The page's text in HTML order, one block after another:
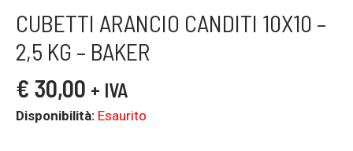
CUBETTI ARANCIO CANDITI 10X10 –
2,5 KG – BAKER
€ 30,00 + IVA
Disponibilità: Esaurito